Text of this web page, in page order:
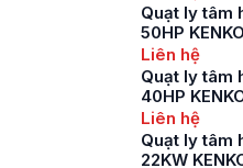
Quạt ly tâm
50HP
Liên hệ
Quạt ly tâm
40HP
Liên hệ
Quạt ly tâm
22KW